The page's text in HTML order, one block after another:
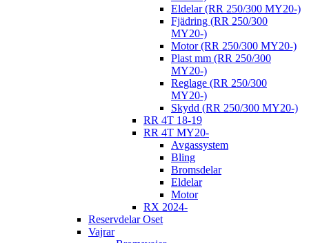
Eldelar (RR 250/300 MY20-)
Fjädring (RR 250/300
MY20-)
Motor (RR 250/300 MY20-)
Plast mm (RR 250/300
MY20-)
Reglage (RR 250/300
MY20-)
Skydd (RR 250/300 MY20-)
RR 4T 18-19
RR 4T MY20-
Avgassystem
Bling
Bromsdelar
Eldelar
Motor
RX 2024-
Reservdelar Oset
Vajrar